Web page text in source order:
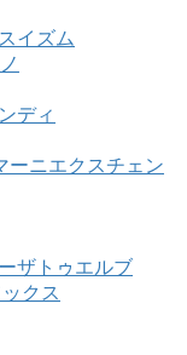
イズム
ディ
ーニエクスチェン
ザトゥエルブ
クス